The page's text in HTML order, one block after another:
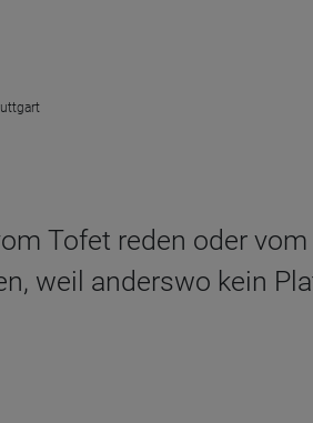
Tofet reden oder vom
weil anderswo kein